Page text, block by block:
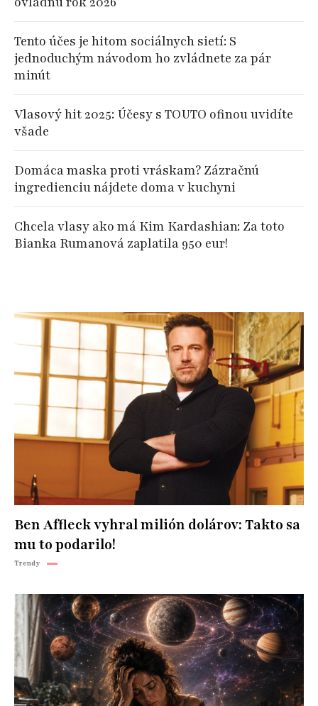
Tento účes je hitom sociálnych sietí: S
jednoduchým návodom ho zvládnete za pár
minút
Vlasový hit 2025: Účesy s TOUTO ofinou uvidíte
všade
Domáca maska proti vráskam? Zázračnú
ingredienciu nájdete doma v kuchyni
Chcela vlasy ako má Kim Kardashian: Za toto
Bianka Rumanová zaplatila 950 eur!
Ben Affleck vyhral milión dolárov: Takto sa
mu to podarilo!
Trendy